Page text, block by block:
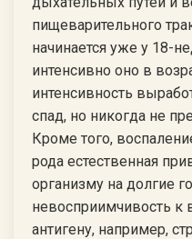
пищеварительного
начинается уже у 18-
интенсивно оно в
интенсивность
спад, но никогда не
Кроме того,
рода естественная
организму на долгие
невосприимчивость
антигену, например,